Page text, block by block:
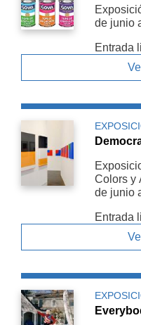
de junio
Entrada
Colors y
de junio
Entrada